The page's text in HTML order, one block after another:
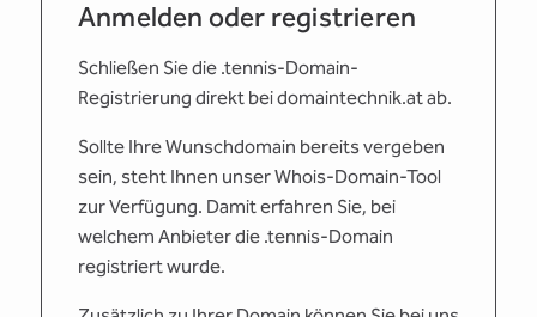
Anmelden oder registrieren
Schließen Sie die .tennis-Domain-
Registrierung direkt bei domaintechnik.at ab.
Sollte Ihre Wunschdomain bereits vergeben
sein, steht Ihnen unser Whois-Domain-Tool
zur Verfügung. Damit erfahren Sie, bei
welchem Anbieter die .tennis-Domain
registriert wurde.